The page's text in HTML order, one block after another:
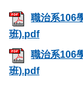
職治系106
班).pdf
職治系106
班).pdf